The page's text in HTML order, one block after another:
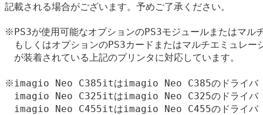
記載される場合がございます。予めご了承ください。
※PS3が使用可能なオプションのPS3モジュールまたはマル
もしくはオプションのPS3カードまたはマルチエミュレー
が装着されている上記のプリンタに対応しています。
※imagio Neo C385itはimagio Neo C385のドライバ（
imagio Neo C325itはimagio Neo C325のドライバ（
imagio Neo C455itはimagio Neo C455のドライバ（